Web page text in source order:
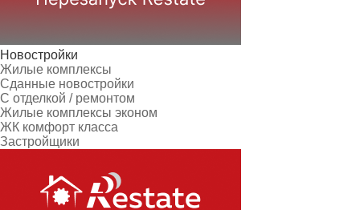
Новостройки
Жилые комплексы
Сданные новостройки
С отделкой / ремонтом
Жилые комплексы эконом
ЖК комфорт класса
Застройщики